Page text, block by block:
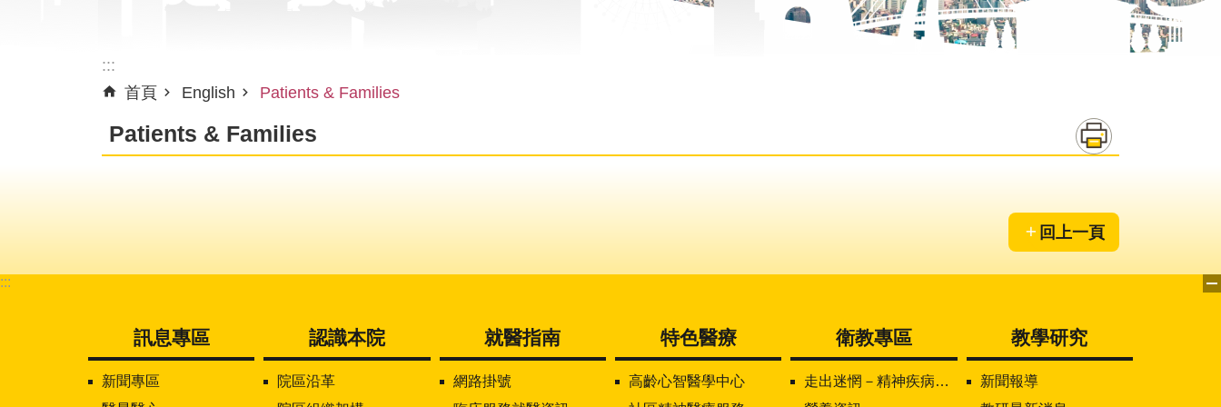
:::
首頁
English Patients & Families
Patients & Families
回上一頁
:::
訊息專區
新聞專區
認識本院
院區沿革
就醫指南
網路掛號
特色醫療
高齡心智醫學中心
衛教專區
走出迷惘－精神疾病知多少
教學研究
新聞報導